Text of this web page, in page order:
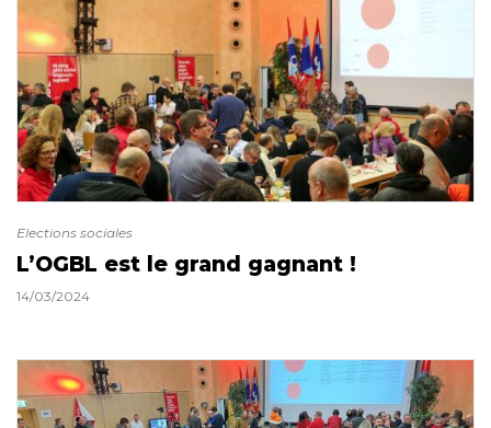
Elections sociales
L’OGBL est le grand gagnant !
14/03/2024